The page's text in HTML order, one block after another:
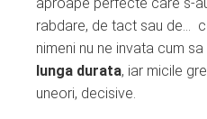
rabdare, de tact sau de…
nimeni nu ne invata cum
lunga durata, iar micile
uneori, decisive.